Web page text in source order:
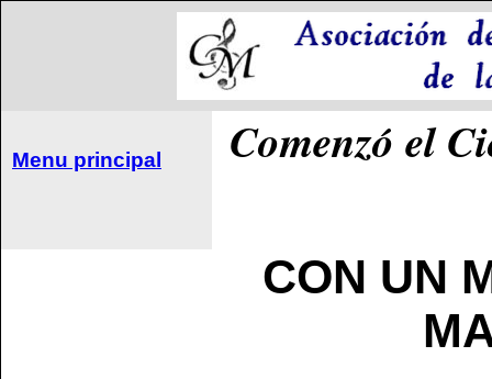
Menu principal Comenzó el
CON UN